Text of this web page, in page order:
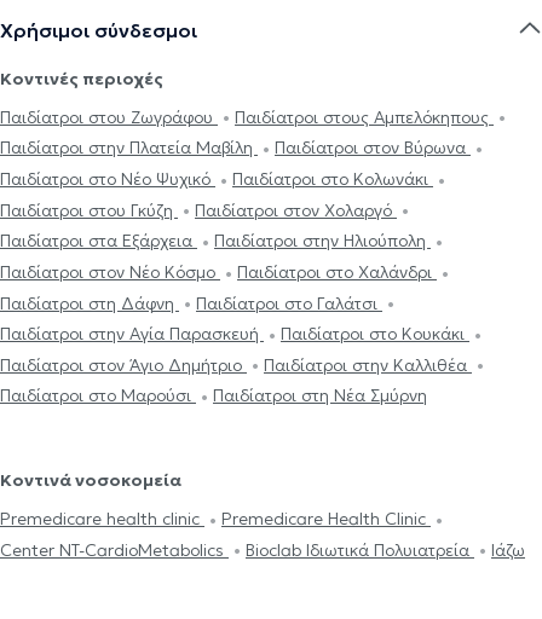
Χρήσιμοι σύνδεσμοι
Κοντινές περιοχές
Παιδίατροι στου Ζωγράφου
Παιδίατροι στους Αμπελόκηπους
Παιδίατροι στην Πλατεία Μαβίλη
Παιδίατροι στον Βύρωνα
Παιδίατροι στο Νέο Ψυχικό
Παιδίατροι στο Κολωνάκι
Παιδίατροι στου Γκύζη
Παιδίατροι στον Χολαργό
Παιδίατροι στα Εξάρχεια
Παιδίατροι στην Ηλιούπολη
Παιδίατροι στον Νέο Κόσμο
Παιδίατροι στο Χαλάνδρι
Παιδίατροι στη Δάφνη
Παιδίατροι στο Γαλάτσι
Παιδίατροι στην Αγία Παρασκευή
Παιδίατροι στο Κουκάκι
Παιδίατροι στον Άγιο Δημήτριο
Παιδίατροι στην Καλλιθέα
Παιδίατροι στο Μαρούσι
Παιδίατροι στη Νέα Σμύρνη
Κοντινά νοσοκομεία
Premedicare health clinic
Premedicare Health Clinic
Center NT-CardioMetabolics
Bioclab Ιδιωτικά Πολυιατρεία Ιάζω